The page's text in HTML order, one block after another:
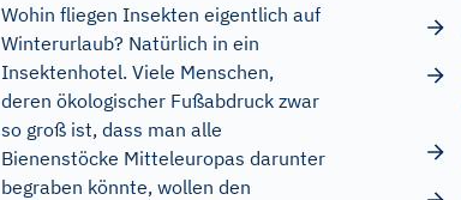
Wohin fliegen Insekten eigentlich auf
Winterurlaub? Natürlich in ein
Insektenhotel. Viele Menschen,
deren ökologischer Fußabdruck zwar
so groß ist, dass man alle
Bienenstöcke Mitteleuropas darunter
begraben könnte, wollen den